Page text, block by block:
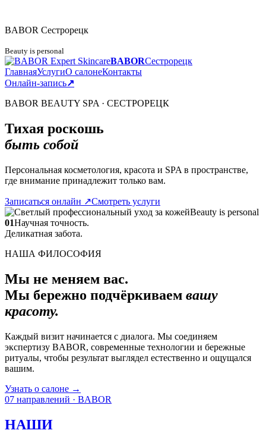
BABOR Сестрорецк
Beauty is personal
BABORСестрорецк
ГлавнаяУслугиО салонеКонтакты
Онлайн-запись↗
BABOR BEAUTY SPA · СЕСТРОРЕЦК
Тихая роскошь
быть собой
Персональная косметология, красота и SPA в пространстве,
где внимание принадлежит только вам.
Записаться онлайн ↗Смотреть услуги
Beauty is personal
01Научная точность.
Деликатная забота.
НАША ФИЛОСОФИЯ
Мы не меняем вас.
Мы бережно подчёркиваем вашу
красоту.
Каждый визит начинается с диалога. Мы соединяем
экспертизу BABOR, современные технологии и бережные
ритуалы, чтобы результат выглядел естественно и ощущался
вашим.
Узнать о салоне →
07 направлений · BABOR
НАШИ